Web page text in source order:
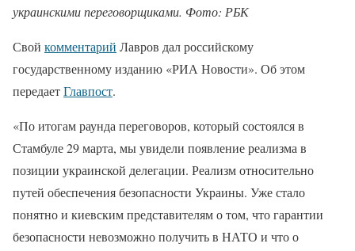
украинскими переговорщиками. Фото: РБК
Свой комментарий Лавров дал российскому
государственному изданию «РИА Новости». Об этом
передаетГлавпост.
«По итогам раунда переговоров, который состоялся в
Стамбуле 29 марта, мы увидели появление реализма в
позиции украинской делегации. Реализм относительно
путей обеспечения безопасности Украины. Уже стало
понятно и киевским представителям о том, что гарантии
безопасности невозможно получить в НАТО и что о